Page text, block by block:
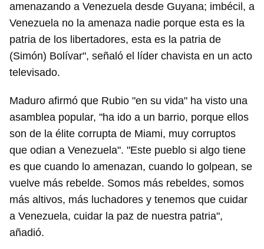
amenazando a Venezuela desde Guyana; imbécil, a
Venezuela no la amenaza nadie porque esta es la
patria de los libertadores, esta es la patria de
(Simón) Bolívar", señaló el líder chavista en un acto
televisado.
Maduro afirmó que Rubio "en su vida" ha visto una
asamblea popular, "ha ido a un barrio, porque ellos
son de la élite corrupta de Miami, muy corruptos
que odian a Venezuela". "Este pueblo si algo tiene
es que cuando lo amenazan, cuando lo golpean, se
vuelve más rebelde. Somos más rebeldes, somos
más altivos, más luchadores y tenemos que cuidar
a Venezuela, cuidar la paz de nuestra patria",
añadió.